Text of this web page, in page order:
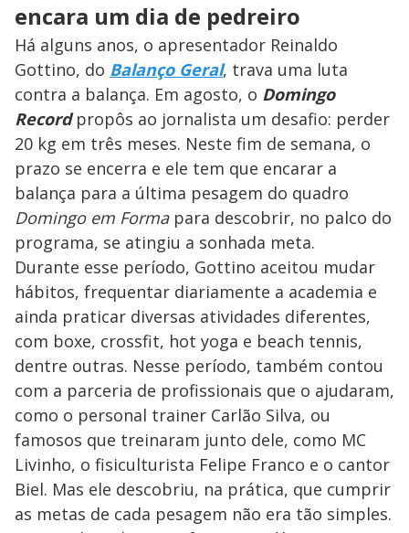
encara um dia de pedreiro
Há alguns anos, o apresentador Reinaldo
Gottino, do Balanço Geral, trava uma luta
contra a balança. Em agosto, o Domingo
Record propôs ao jornalista um desafio: perder
20 kg em três meses. Neste fim de semana, o
prazo se encerra e ele tem que encarar a
balança para a última pesagem do quadro
Domingo em Formapara descobrir, no palco do
programa, se atingiu a sonhada meta.
Durante esse período, Gottino aceitou mudar
hábitos, frequentar diariamente a academia e
ainda praticar diversas atividades diferentes,
com boxe, crossfit, hot yoga e beach tennis,
dentre outras. Nesse período, também contou
com a parceria de profissionais que o ajudaram,
como o personal trainer Carlão Silva, ou
famosos que treinaram junto dele, como MC
Livinho, o fisiculturista Felipe Franco e o cantor
Biel. Mas ele descobriu, na prática, que cumprir
as metas de cada pesagem não era tão simples.